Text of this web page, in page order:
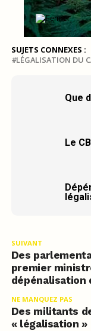
SUJETS CONNEXES :
LÉGALISATION DU
Que
Le
SUIVANT
Des
premier
dépénalisation
NE MANQUEZ PAS
Des militants
« légalisation »